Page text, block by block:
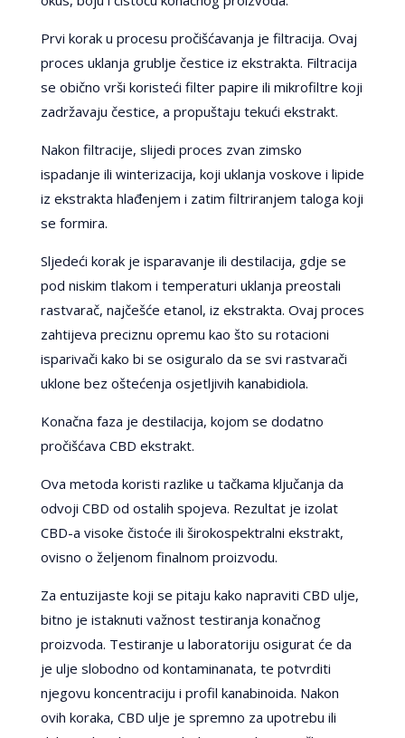
Prvi korak u procesu pročišćavanja je filtracija. Ovaj
proces uklanja grublje čestice iz ekstrakta. Filtracija
se obično vrši koristeći filter papire ili mikrofiltre koji
zadržavaju čestice, a propuštaju tekući ekstrakt.
Nakon filtracije, slijedi proces zvan zimsko
ispadanje ili winterizacija, koji uklanja voskove i lipide
iz ekstrakta hlađenjem i zatim filtriranjem taloga koji
se formira.
Sljedeći korak je isparavanje ili destilacija, gdje se
pod niskim tlakom i temperaturi uklanja preostali
rastvarač, najčešće etanol, iz ekstrakta. Ovaj proces
zahtijeva preciznu opremu kao što su rotacioni
isparivači kako bi se osiguralo da se svi rastvarači
uklone bez oštećenja osjetljivih kanabidiola.
Konačna faza je destilacija, kojom se dodatno
pročišćava CBD ekstrakt.
Ova metoda koristi razlike u tačkama ključanja da
odvoji CBD od ostalih spojeva. Rezultat je izolat
CBD-a visoke čistoće ili širokospektralni ekstrakt,
ovisno o željenom finalnom proizvodu.
Za entuzijaste koji se pitaju kako napraviti CBD ulje,
bitno je istaknuti važnost testiranja konačnog
proizvoda. Testiranje u laboratoriju osigurat će da
je ulje slobodno od kontaminanata, te potvrditi
njegovu koncentraciju i profil kanabinoida. Nakon
ovih koraka, CBD ulje je spremno za upotrebu ili